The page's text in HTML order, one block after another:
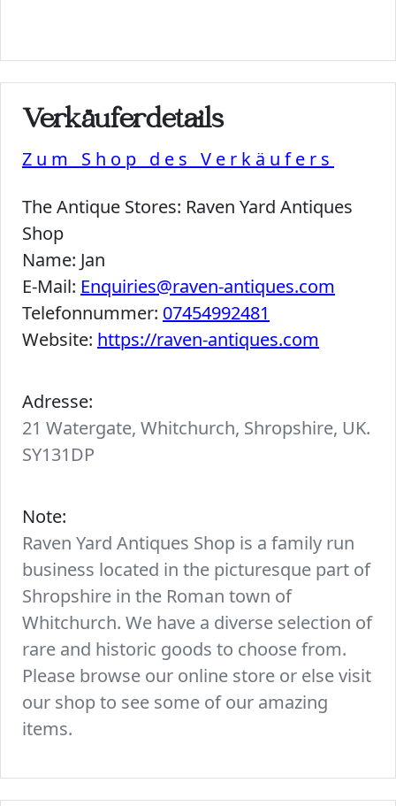
Verkäuferdetails
Zum Shop des Verkäufers
The Antique Stores: Raven Yard Antiques
Shop
Name: Jan
E-Mail: Enquiries@raven-antiques.com
Telefonnummer: 07454992481
Website: https://raven-antiques.com
Adresse:
21 Watergate, Whitchurch, Shropshire, UK.
SY131DP
Note:
Raven Yard Antiques Shop is a family run
business located in the picturesque part of
Shropshire in the Roman town of
Whitchurch. We have a diverse selection of
rare and historic goods to choose from.
Please browse our online store or else visit
our shop to see some of our amazing
items.